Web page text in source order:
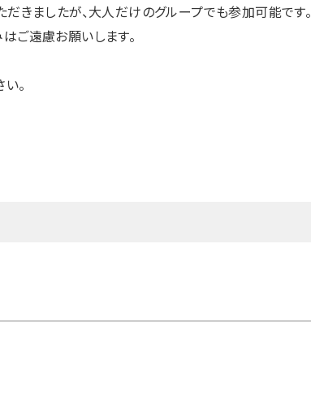
ましたが、大人だけのグループでも参加可能です。
慮お願いします。
。